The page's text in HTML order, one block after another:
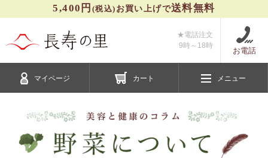
5,400円 (税込) お買い上げで送料無料
★電話注文
9時～ 18時
お電話
マイページ カート メニュー